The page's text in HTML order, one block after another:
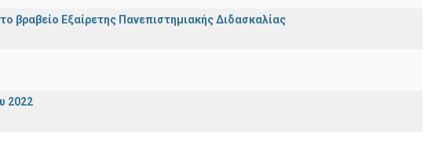
βραβείο Εξαίρετης Πανεπιστημιακής Διδασκαλίας
2022